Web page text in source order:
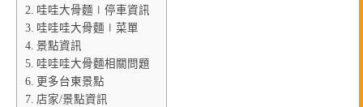
哇哇大骨麵∣停車資訊
哇哇哇大骨麵∣菜單
景點資訊
哇哇哇大骨麵相關問題
更多台東景點
店家/景點資訊